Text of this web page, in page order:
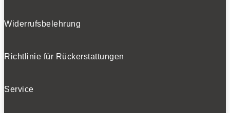
Widerrufsbelehrung
Richtlinie für Rückerstattungen
Service